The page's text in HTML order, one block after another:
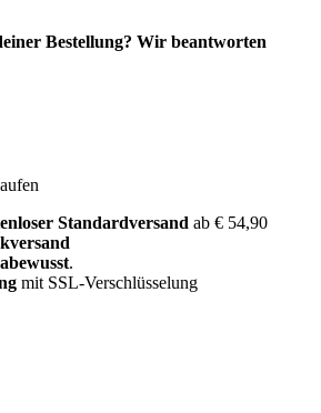
Bestellung? Wir beantworten
Standardversand ab € 54,90
.
mit SSL-Verschlüsselung